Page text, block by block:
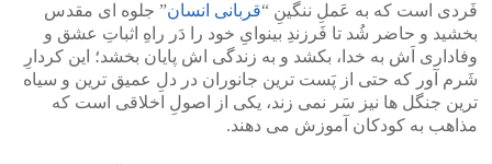
فَردی است که به عَملِ ننگینِ “قربانی انسان” جلوه ای مقدس
بخشید و حاضر شُد تا فَرزندِ بینوایِ خود را دَر راهِ اثباتِ عشق و
وفاداری اَش به خدا، بکشد و به زندگی اش پایان بخشد؛ این کردارِ
شَرم آور که حتی از پَست ترین جانوران در دلِ عمیق ترین و سیاه
ترین جنگل ها نیز سَر نمی زند، یکی از اصولِ اخلاقی است که
مذاهب به کودکان آموزش می دهند.